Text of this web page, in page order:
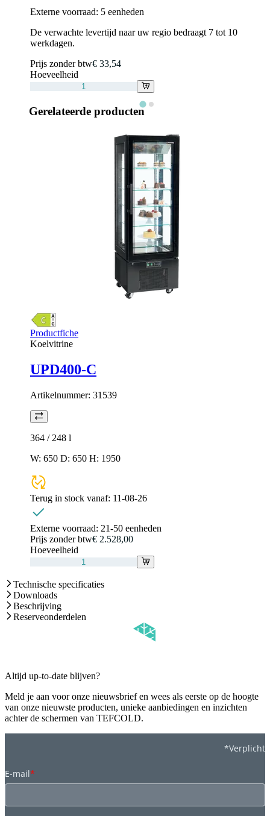
Externe voorraad: 5 eenheden
De verwachte levertijd naar uw regio bedraagt 7 tot 10
werkdagen.
Prijs zonder btw€ 33,54
Hoeveelheid
Gerelateerde producten
Productfiche
Koelvitrine
UPD400-C
Artikelnummer: 31539
364 / 248 l
W: 650 D: 650 H: 1950
Terug in stock vanaf: 11-08-26
Externe voorraad: 21-50 eenheden
Prijs zonder btw€ 2.528,00
Hoeveelheid
Technische specificaties
Downloads
Beschrijving
Reserveonderdelen
Altijd up-to-date blijven?
Meld je aan voor onze nieuwsbrief en wees als eerste op de hoogte
van onze nieuwste producten, unieke aanbiedingen en inzichten
achter de schermen van TEFCOLD.
*Verplicht
E-mail*